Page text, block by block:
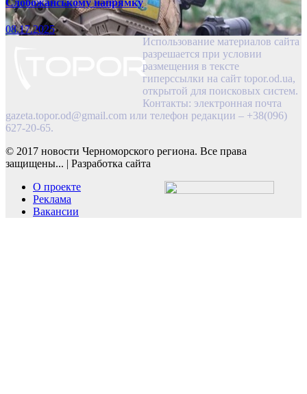
Слобожанському напрямку
08.17.2025
Использование материалов сайта
разрешается при условии
размещения в тексте
гиперссылки на сайт topor.od.ua,
открытой для поисковых систем.
Контакты: электронная почта
gazeta.topor.od@gmail.com или телефон редакции – +38(096)
627-20-65.
© 2017 новости Черноморского региона. Все права
защищены... | Разработка сайта
О проекте
Реклама
Вакансии